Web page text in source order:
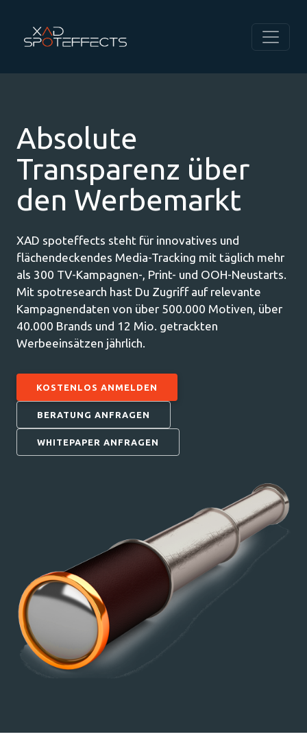
Absolute
Transparenz über
den Werbemarkt
XAD spoteffects steht für innovatives und
flächendeckendes Media-Tracking mit täglich mehr
als 300 TV-Kampagnen-, Print- und OOH-Neustarts.
Mit spotresearch hast Du Zugriff auf relevante
Kampagnendaten von über 500.000 Motiven, über
40.000 Brands und 12 Mio. getrackten
Werbeeinsätzen jährlich.
KOSTENLOS ANMELDEN
BERATUNG ANFRAGEN
WHITEPAPER ANFRAGEN